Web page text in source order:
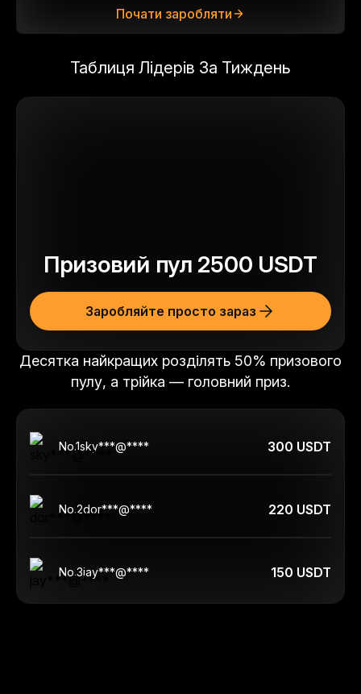
Почати заробляти
Таблиця Лідерів За Тиждень
Десятка найкращих розділять 50% призового
пулу, а трійка — головний приз.
No.1sky***@**** 300 USDT
No.2dor***@**** 220 USDT
No.3jay***@**** 150 USDT
Призовий пул 2500 USDT
Заробляйте просто зараз